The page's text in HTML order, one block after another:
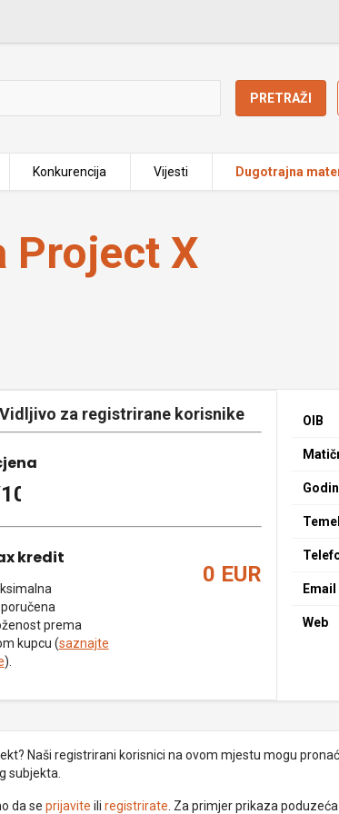
PRETRAŽI
Konkurencija Vijesti Dugotrajna
Project X
Vidljivo za registrirane korisnike
kredit
prema
kupcu (saznajte
).
0 EUR
OIB
Email
Web
Naši registrirani korisnici na ovom mjestu mogu
subjekta.
da se prijavite ili registrirate . Za primjer prikaza